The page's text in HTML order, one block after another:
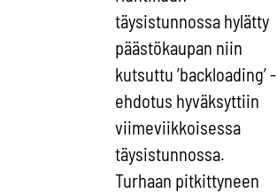
täysistunnossa hylätty
päästökaupan niin
kutsuttu ’backloading’ -
ehdotus hyväksyttiin
viimeviikkoisessa
täysistunnossa.
Turhaan pitkittyneen